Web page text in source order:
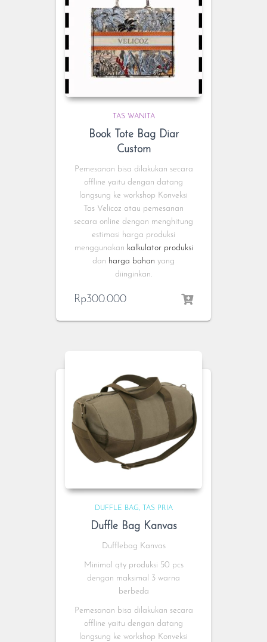
TAS WANITA
Book Tote Bag Diar
Custom
Pemesanan bisa dilakukan secara
offline yaitu dengan datang
langsung ke workshop Konveksi
Tas Velicoz atau pemesanan
secara online dengan menghitung
estimasi harga produksi
menggunakan kalkulator produksi
dan harga bahan yang
diinginkan.
Rp300.000
DUFFLE BAG TAS PRIA
Duffle Bag Kanvas
Dufflebag Kanvas
Minimal qty produksi 50 pcs
dengan maksimal 3 warna
berbeda
Pemesanan bisa dilakukan secara
offline yaitu dengan datang
langsung ke workshop Konveksi